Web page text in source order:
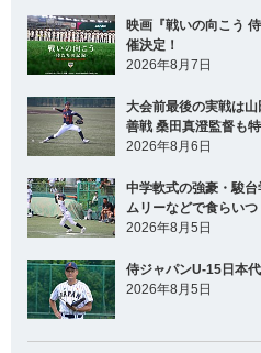
映画『戦いの向こう
催決定！
2026年8月7日
大会前最後の実戦は
善戦 桑田真澄監督も
2026年8月6日
中学軟式の強豪・駿
ムリーなどで食らいつ
2026年8月5日
侍ジャパンU-15日本
2026年8月5日